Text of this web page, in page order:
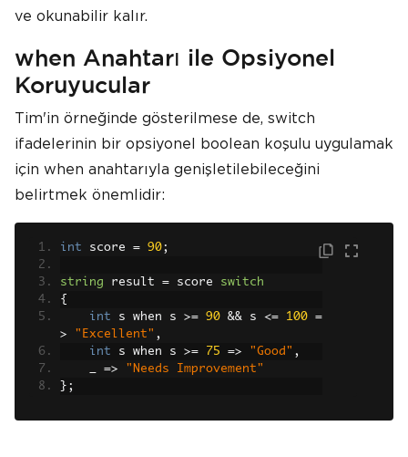
ve okunabilir kalır.
when Anahtarı ile Opsiyonel
Koruyucular
Tim'in örneğinde gösterilmese de, switch
ifadelerinin bir opsiyonel boolean koşulu uygulamak
için when anahtarıyla genişletilebileceğini
belirtmek önemlidir:
int score = 90;
string result = score switch
{
int s when s >= 90 && s <= 100
=
>
"Excellent" ,
int s when s >= 75 => "Good" ,
=>
"Needs Improvement"
};